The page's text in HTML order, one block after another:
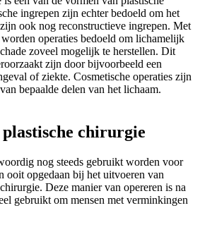
ingrepen zijn echter bedoeld om het
ook nog reconstructieve ingrepen. Met
operaties bedoeld om lichamelijk
zoveel mogelijk te herstellen. Dit
zijn door bijvoorbeeld een
of ziekte. Cosmetische operaties zijn
bepaalde delen van het lichaam.
chirurgie
nog steeds gebruikt worden voor
ooit opgedaan bij het uitvoeren van
Deze manier van opereren is na
gebruikt om mensen met verminkingen